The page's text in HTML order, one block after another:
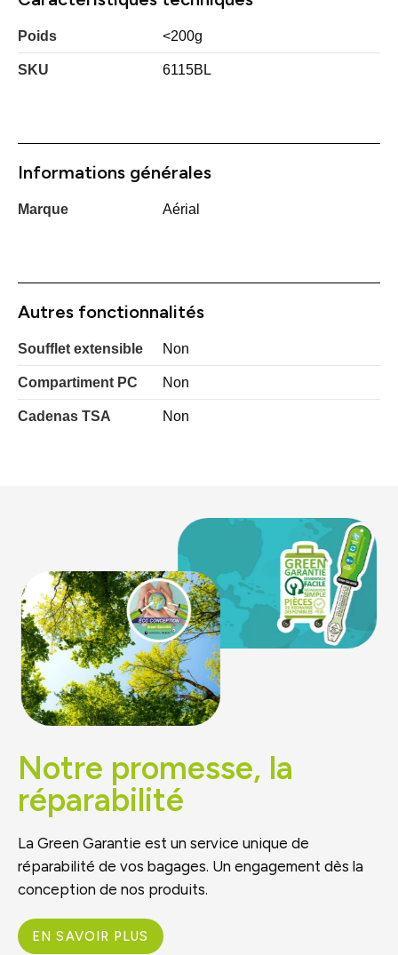
Poids <200g
SKU 6115BL
Informations générales
Marque Aérial
Autres fonctionnalités
Soufflet extensible Non
Compartiment PC Non
Cadenas TSA Non
Notre promesse, la
réparabilité
La Green Garantie est un service unique de
réparabilité de vos bagages. Un engagement dès la
conception de nos produits.
EN SAVOIR PLUS